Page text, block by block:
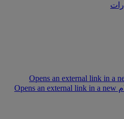
مركز الإعلام Opens an external link in a new